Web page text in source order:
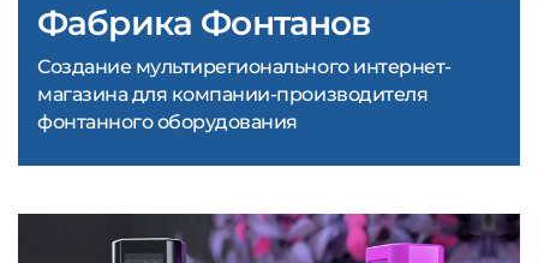
Фабрика Фонтанов
Создание мультирегионального интернет-
магазина для компании-производителя
фонтанного оборудования